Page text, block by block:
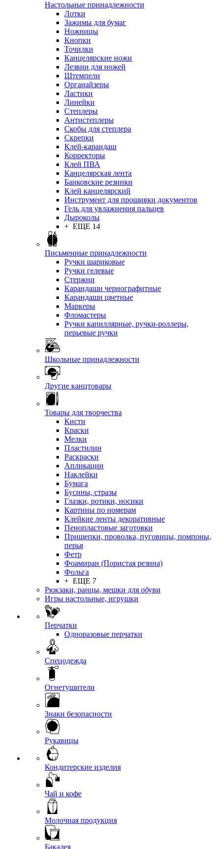
Настольные принадлежности
Лотки
Зажимы для бумаг
Ножницы
Кнопки
Точилки
Канцелярские ножи
Лезвии для ножей
Штемпели
Органайзеры
Ластики
Линейки
Степлеры
Антистеплеры
Скобы для степлера
Скрепки
Клей-карандаш
Корректоры
Клей ПВА
Канцелярская лента
Банковские резинки
Клей канцелярский
Инструмент для прошивки документов
Гель для увлажнения пальцев
Дыроколы
+ ЕЩЕ 14
Письменные принадлежности
Ручки шариковые
Ручки гелевые
Стержни
Карандаши чернографитные
Карандаши цветные
Маркеры
Фломастеры
Ручки капиллярные, ручки-роллеры,
перьевые ручки
Школьные принадлежности
Другие канцтовары
Товары для творчества
Кисти
Краски
Мелки
Пластилин
Раскраски
Апликации
Наклейки
Бумага
Бусины, стразы
Глазки, ротики, носики
Картины по номерам
Клейкие ленты декоративные
Пенопластовые заготовки
Прищепки, проволка, пуговицы, помпоны,
перья
Фетр
Фоамиран (Пористая резина)
Фольга
+ ЕЩЕ 7
Рюкзаки, ранцы, мешки для обуви
Игры настольные, игрушки
Перчатки
Одноразовые перчатки
Спецодежда
Огнетушители
Знаки безопасности
Рукавицы
Кондитерские изделия
Чай и кофе
Молочная продукция
Бакалея